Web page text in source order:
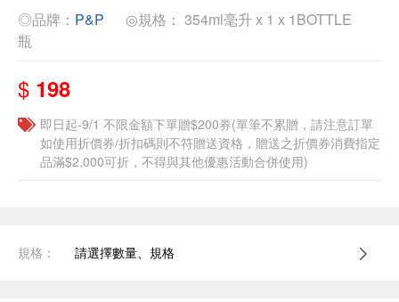
◎品牌： P&P
◎規格： 354ml毫升 x 1 x 1BOTTLE
瓶
$ 198
即日起-9/1 不限金額下單贈$200券(單筆不累贈，請注意訂單
如使用折價券/折扣碼則不符贈送資格，贈送之折價券消費指定
品滿$2,000可折，不得與其他優惠活動合併使用)
規格： 請選擇數量、規格